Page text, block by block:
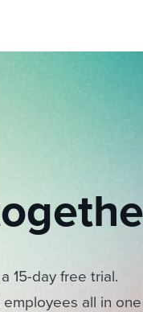
15-day free trial.
all in